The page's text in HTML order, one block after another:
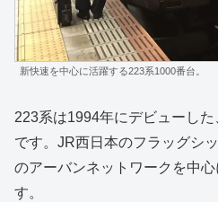
新快速を中心に活躍する223系1000番台。
223系は1994年にデビューし
です。JR西日本のフラッグシ
のアーバンネットワークを中
す。